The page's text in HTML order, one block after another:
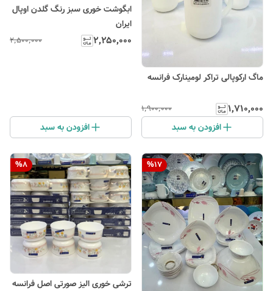
ماگ ارکوپالی تراکر لومینارک فرانسه
۱٬۷۱۰٬۰۰۰ ۱٬۹۰۰٬۰۰۰
افزودن به سبد
ابگوشت خوری سبز رنگ گلدن اوپال
ایران
۲٬۲۵۰٬۰۰۰ ۲٬۵۰۰٬۰۰۰
افزودن به سبد
%17
%8
ترشی خوری الیز صورتی اصل فرانسه